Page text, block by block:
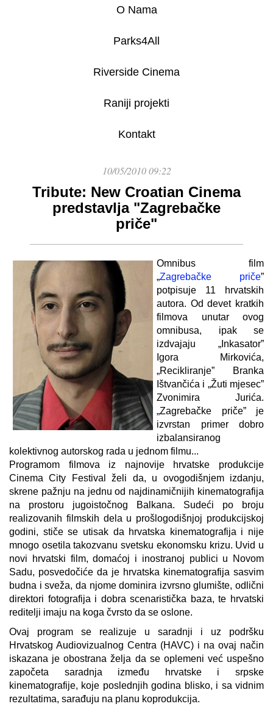
O Nama
Parks4All
Riverside Cinema
Raniji projekti
Kontakt
10/05/2010 09:22
Tribute: New Croatian Cinema
predstavlja "Zagrebačke
priče"
Omnibus film
„Zagrebačke priče”
potpisuje 11 hrvatskih
autora. Od devet kratkih
filmova unutar ovog
omnibusa, ipak se
izdvajaju „Inkasator”
Igora Mirkovića,
„Recikliranje” Branka
Ištvančića i „Žuti mjesec”
Zvonimira Jurića.
„Zagrebačke priče” je
izvrstan primer dobro
izbalansiranog
kolektivnog autorskog rada u jednom filmu...
Programom filmova iz najnovije hrvatske produkcije
Cinema City Festival želi da, u ovogodišnjem izdanju,
skrene pažnju na jednu od najdinamičnijih kinematografija
na prostoru jugoistočnog Balkana. Sudeći po broju
realizovanih filmskih dela u prošlogodišnjoj produkcijskoj
godini, stiče se utisak da hrvatska kinematografija i nije
mnogo osetila takozvanu svetsku ekonomsku krizu. Uvid u
novi hrvatski film, domaćoj i inostranoj publici u Novom
Sadu, posvedočiće da je hrvatska kinematografija sasvim
budna i sveža, da njome dominira izvrsno glumište, odlični
direktori fotografija i dobra scenaristička baza, te hrvatski
reditelji imaju na koga čvrsto da se oslone.
Ovaj program se realizuje u saradnji i uz podršku
Hrvatskog Audiovizualnog Centra (HAVC) i na ovaj način
iskazana je obostrana želja da se oplemeni već uspešno
započeta saradnja između hrvatske i srpske
kinematografije, koje poslednjih godina blisko, i sa vidnim
rezultatima, sarađuju na planu koprodukcija.